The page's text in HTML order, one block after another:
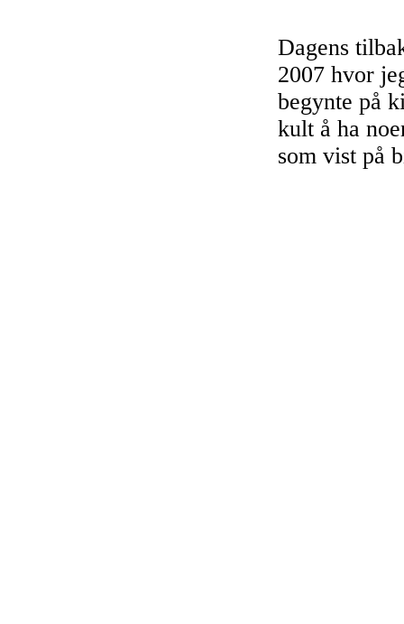
Dagens
2007 hvor
begynte på
kult å ha
som vist på